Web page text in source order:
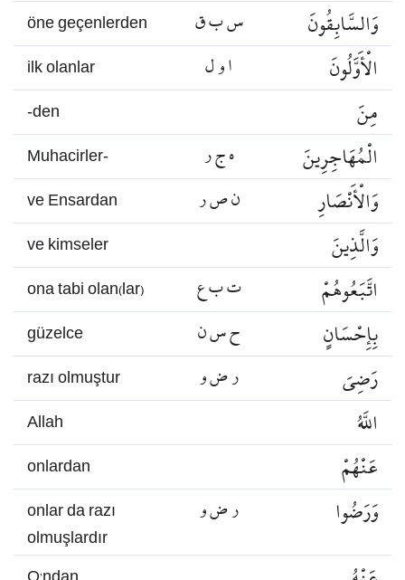
öne geçenlerden س ب ق وَالسَّابِقُونَ
ilk olanlar ا و ل الْأَوَّلُونَ
-den مِنَ
Muhacirler- ه ج ر الْمُهَاجِرِينَ
ve Ensardan ن ص ر وَالْأَنْصَارِ
ve kimseler وَالَّذِينَ
ona tabi olan(lar) ت ب ع اتَّبَعُوهُمْ
güzelce ح س ن بِإِحْسَانٍ
razı olmuştur ر ض و رَضِيَ
Allah اللَّهُ
onlardan عَنْهُمْ
onlar da razı
olmuşlardır
ر ض و وَرَضُوا